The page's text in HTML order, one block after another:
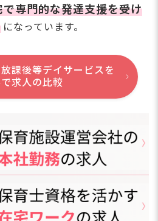
で専門的な発達支援を受け
になっています。
課後等デイサービスを
求人の比較